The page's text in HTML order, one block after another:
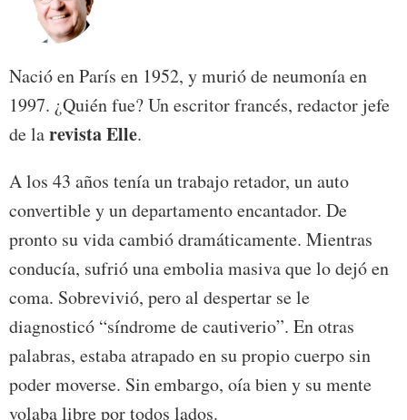
Nació en París en 1952, y murió de neumonía en
1997. ¿Quién fue? Un escritor francés, redactor jefe
de larevista Elle.
A los 43 años tenía un trabajo retador, un auto
convertible y un departamento encantador. De
pronto su vida cambió dramáticamente. Mientras
conducía, sufrió una embolia masiva que lo dejó en
coma. Sobrevivió, pero al despertar se le
diagnosticó “síndrome de cautiverio”. En otras
palabras, estaba atrapado en su propio cuerpo sin
poder moverse. Sin embargo, oía bien y su mente
volaba libre por todos lados.